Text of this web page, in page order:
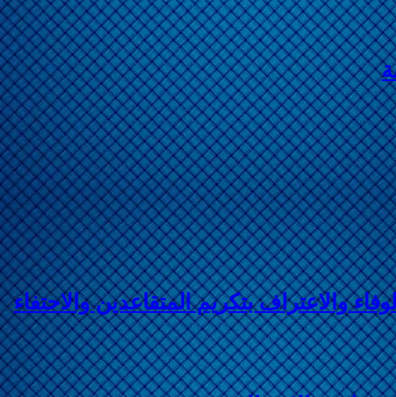
والاعتراف بتكريم المتقاعدين والاحتفاء